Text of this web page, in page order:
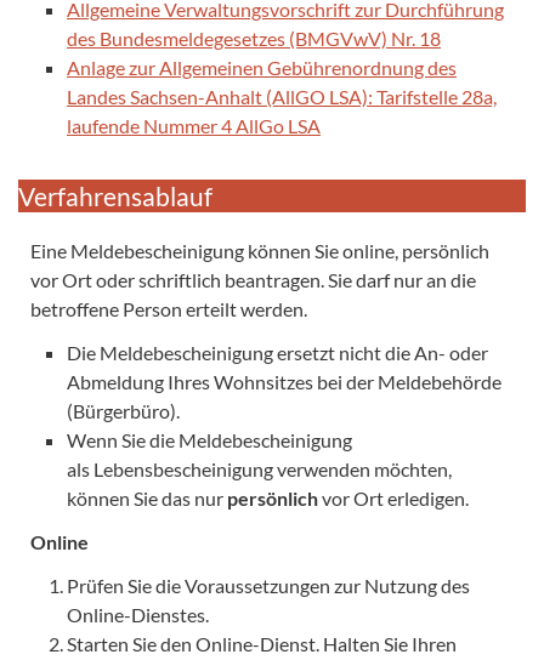
Allgemeine Verwaltungsvorschrift zur Durchführung
des Bundesmeldegesetzes (BMGVwV) Nr. 18
Anlage zur Allgemeinen Gebührenordnung des
Landes Sachsen-Anhalt (AllGO LSA): Tarifstelle 28a,
laufende Nummer 4 AllGo LSA
Verfahrensablauf
Eine Meldebescheinigung können Sie online, persönlich
vor Ort oder schriftlich beantragen. Sie darf nur an die
betroffene Person erteilt werden.
Die Meldebescheinigung ersetzt nicht die An- oder
Abmeldung Ihres Wohnsitzes bei der Meldebehörde
(Bürgerbüro).
Wenn Sie die Meldebescheinigung
als Lebensbescheinigung verwenden möchten,
können Sie das nur persönlichvor Ort erledigen.
Online
Prüfen Sie die Voraussetzungen zur Nutzung des
Online-Dienstes.
Starten Sie den Online-Dienst. Halten Sie Ihren